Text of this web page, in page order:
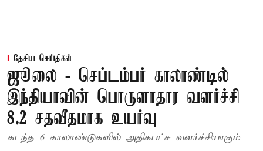
தேசிய செய்திகள்
ஜூலை - செப்டம்பர் காலாண்டில்
இந்தியாவின் பொருளாதார வளர்ச்சி
8.2 சதவீதமாக உயர்வு
கடந்த 6 காலாண்டுகளில் அதிகபட்ச வளர்ச்சியாகும்